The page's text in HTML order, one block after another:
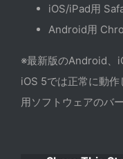
iOS/iPad用
Android用
※最新版のAndroid、
iOS 5では正常に動
用ソフトウェアのバ